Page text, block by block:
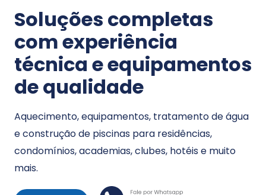
Soluções completas
com experiência
técnica e equipamentos
de qualidade
Aquecimento, equipamentos, tratamento de água
e construção de piscinas para residências,
condomínios, academias, clubes, hotéis e muito
mais.